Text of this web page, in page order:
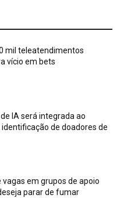
mil teleatendimentos
vício em bets
IA será integrada ao
de doadores de
vagas em grupos de apoio
parar de fumar